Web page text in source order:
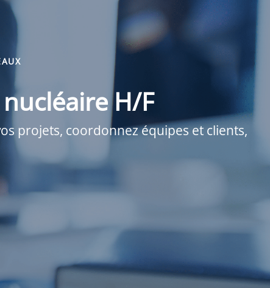
H/F
projets, coordonnez équipes et clients,